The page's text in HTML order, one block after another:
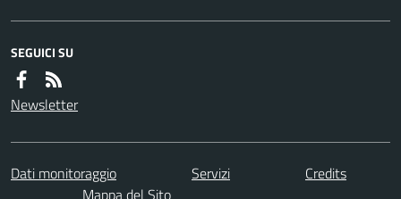
SEGUICI SU
Newsletter
Dati monitoraggio Servizi
Credits
Mappa del Sito